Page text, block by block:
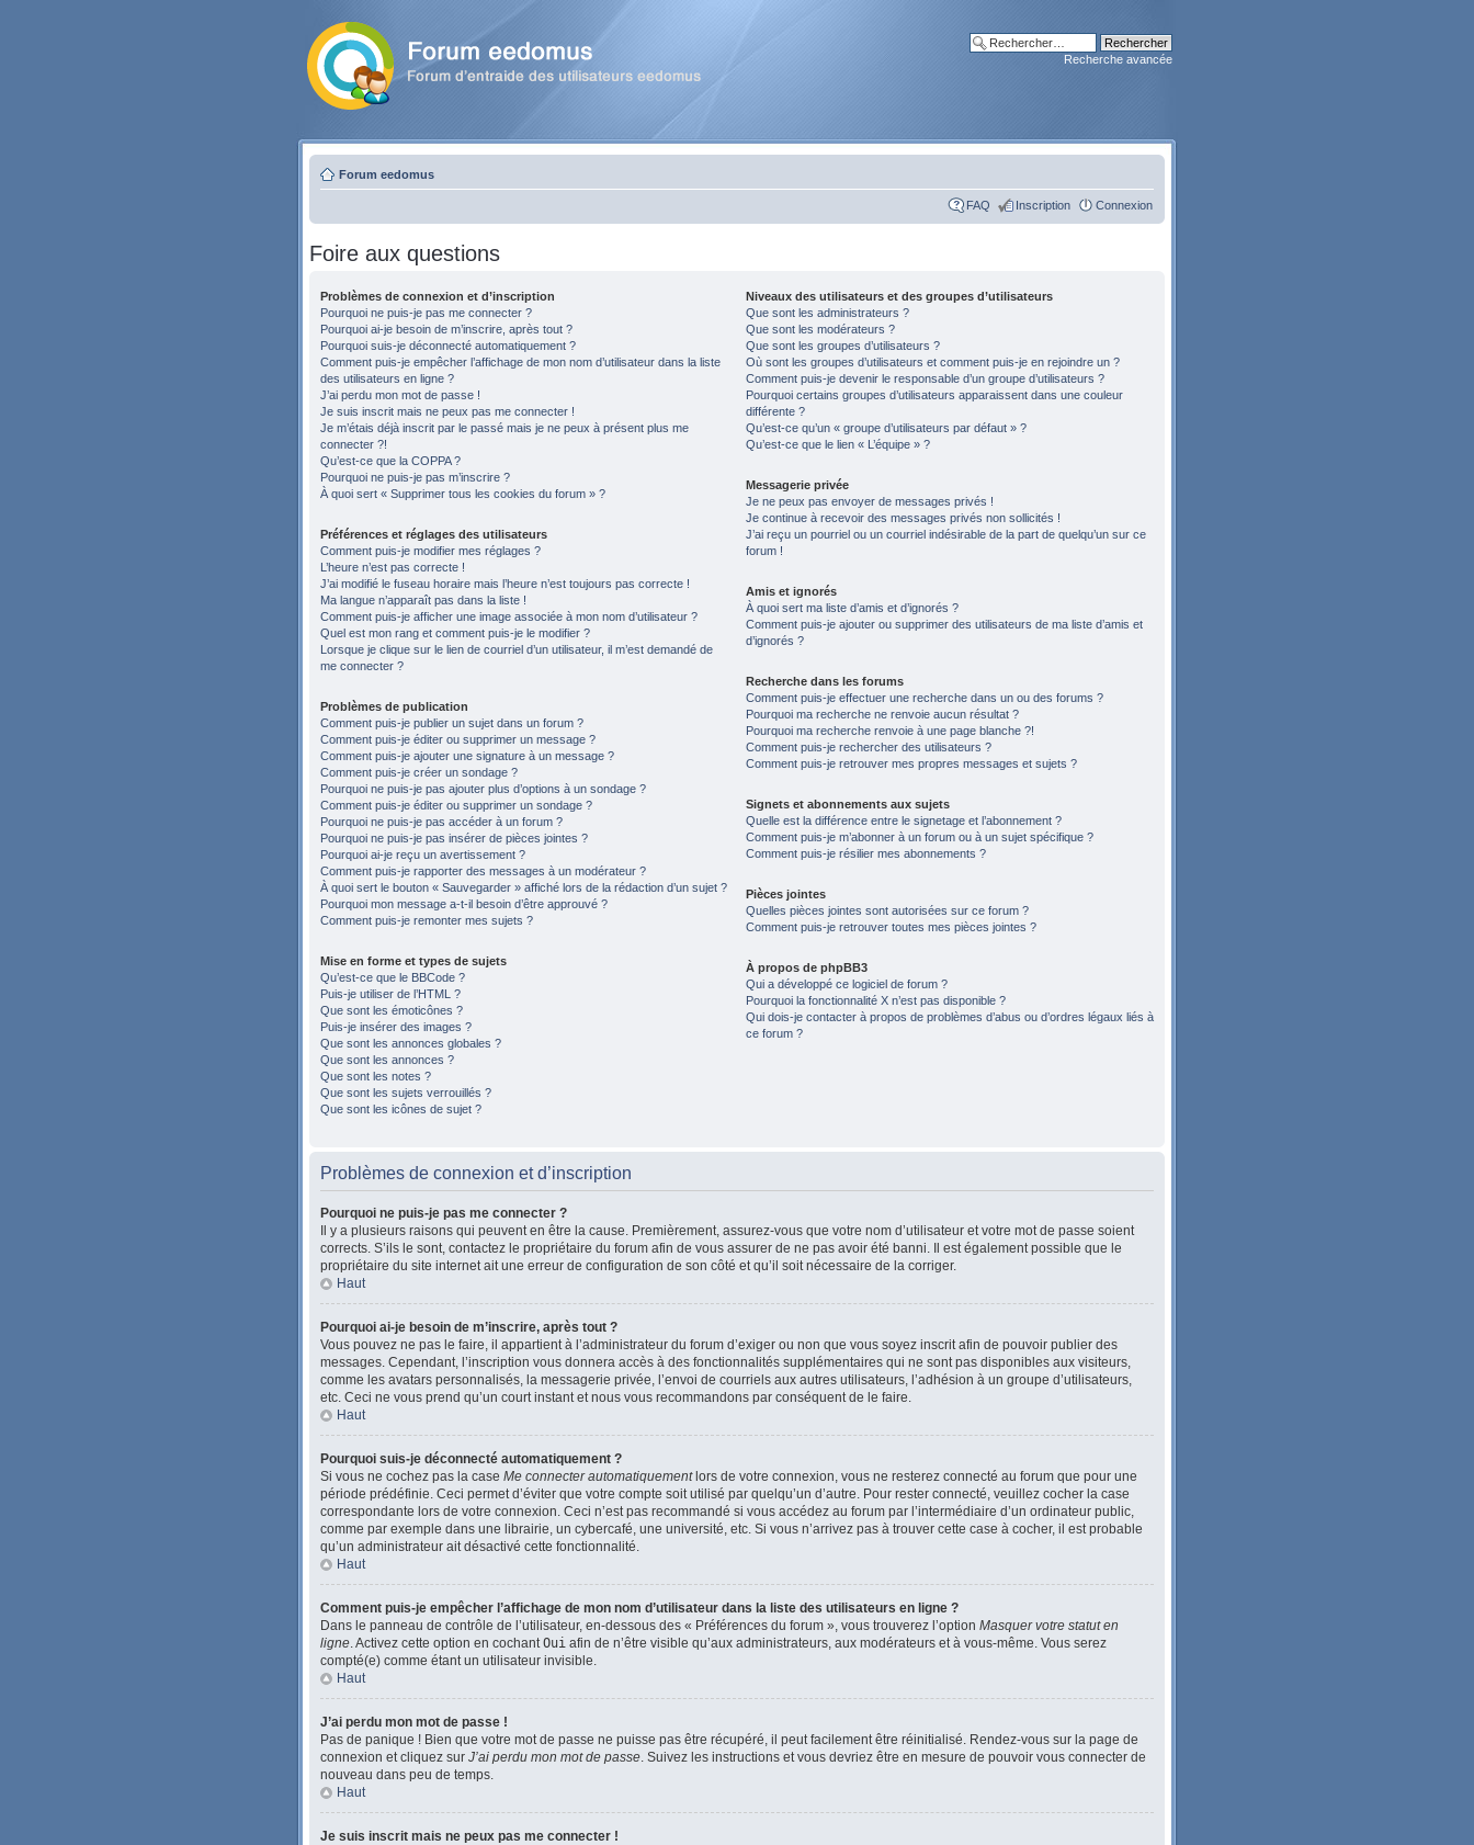
Recherche avancée
Forum eedomus
FAQ Inscription Connexion
Foire aux questions
Problèmes de connexion et d’inscription
Pourquoi ne puis-je pas me connecter ?
Pourquoi ai-je besoin de m’inscrire, après tout ?
Pourquoi suis-je déconnecté automatiquement ?
Comment puis-je empêcher l’affichage de mon nom d’utilisateur dans la liste
des utilisateurs en ligne ?
J’ai perdu mon mot de passe !
Je suis inscrit mais ne peux pas me connecter !
Je m’étais déjà inscrit par le passé mais je ne peux à présent plus me
connecter ?!
Qu’est-ce que la COPPA ?
Pourquoi ne puis-je pas m’inscrire ?
À quoi sert « Supprimer tous les cookies du forum » ?
Préférences et réglages des utilisateurs
Comment puis-je modifier mes réglages ?
L’heure n’est pas correcte !
J’ai modifié le fuseau horaire mais l’heure n’est toujours pas correcte !
Ma langue n’apparaît pas dans la liste !
Comment puis-je afficher une image associée à mon nom d’utilisateur ?
Quel est mon rang et comment puis-je le modifier ?
Lorsque je clique sur le lien de courriel d’un utilisateur, il m’est demandé de
me connecter ?
Problèmes de publication
Comment puis-je publier un sujet dans un forum ?
Comment puis-je éditer ou supprimer un message ?
Comment puis-je ajouter une signature à un message ?
Comment puis-je créer un sondage ?
Pourquoi ne puis-je pas ajouter plus d’options à un sondage ?
Comment puis-je éditer ou supprimer un sondage ?
Pourquoi ne puis-je pas accéder à un forum ?
Pourquoi ne puis-je pas insérer de pièces jointes ?
Pourquoi ai-je reçu un avertissement ?
Comment puis-je rapporter des messages à un modérateur ?
À quoi sert le bouton « Sauvegarder » affiché lors de la rédaction d’un sujet ?
Pourquoi mon message a-t-il besoin d’être approuvé ?
Comment puis-je remonter mes sujets ?
Mise en forme et types de sujets
Qu’est-ce que le BBCode ?
Puis-je utiliser de l’HTML ?
Que sont les émoticônes ?
Puis-je insérer des images ?
Que sont les annonces globales ?
Que sont les annonces ?
Que sont les notes ?
Que sont les sujets verrouillés ?
Que sont les icônes de sujet ?
Niveaux des utilisateurs et des groupes d’utilisateurs
Que sont les administrateurs ?
Que sont les modérateurs ?
Que sont les groupes d’utilisateurs ?
Où sont les groupes d’utilisateurs et comment puis-je en rejoindre un ?
Comment puis-je devenir le responsable d’un groupe d’utilisateurs ?
Pourquoi certains groupes d’utilisateurs apparaissent dans une couleur
différente ?
Qu’est-ce qu’un « groupe d’utilisateurs par défaut » ?
Qu’est-ce que le lien « L’équipe » ?
Messagerie privée
Je ne peux pas envoyer de messages privés !
Je continue à recevoir des messages privés non sollicités !
J’ai reçu un pourriel ou un courriel indésirable de la part de quelqu’un sur ce
forum !
Amis et ignorés
À quoi sert ma liste d’amis et d’ignorés ?
Comment puis-je ajouter ou supprimer des utilisateurs de ma liste d’amis et
d’ignorés ?
Recherche dans les forums
Comment puis-je effectuer une recherche dans un ou des forums ?
Pourquoi ma recherche ne renvoie aucun résultat ?
Pourquoi ma recherche renvoie à une page blanche ?!
Comment puis-je rechercher des utilisateurs ?
Comment puis-je retrouver mes propres messages et sujets ?
Signets et abonnements aux sujets
Quelle est la différence entre le signetage et l’abonnement ?
Comment puis-je m’abonner à un forum ou à un sujet spécifique ?
Comment puis-je résilier mes abonnements ?
Pièces jointes
Quelles pièces jointes sont autorisées sur ce forum ?
Comment puis-je retrouver toutes mes pièces jointes ?
À propos de phpBB3
Qui a développé ce logiciel de forum ?
Pourquoi la fonctionnalité X n’est pas disponible ?
Qui dois-je contacter à propos de problèmes d’abus ou d’ordres légaux liés à
ce forum ?
Problèmes de connexion et d’inscription
Pourquoi ne puis-je pas me connecter ?
Il y a plusieurs raisons qui peuvent en être la cause. Premièrement, assurez-vous que votre nom d’utilisateur et votre mot de passe soient
corrects. S’ils le sont, contactez le propriétaire du forum afin de vous assurer de ne pas avoir été banni. Il est également possible que le
propriétaire du site internet ait une erreur de configuration de son côté et qu’il soit nécessaire de la corriger.
Haut
Pourquoi ai-je besoin de m’inscrire, après tout ?
Vous pouvez ne pas le faire, il appartient à l’administrateur du forum d’exiger ou non que vous soyez inscrit afin de pouvoir publier des
messages. Cependant, l’inscription vous donnera accès à des fonctionnalités supplémentaires qui ne sont pas disponibles aux visiteurs,
comme les avatars personnalisés, la messagerie privée, l’envoi de courriels aux autres utilisateurs, l’adhésion à un groupe d’utilisateurs,
etc. Ceci ne vous prend qu’un court instant et nous vous recommandons par conséquent de le faire.
Haut
Pourquoi suis-je déconnecté automatiquement ?
Si vous ne cochez pas la case Me connecter automatiquementlors de votre connexion, vous ne resterez connecté au forum que pour une
période prédéfinie. Ceci permet d’éviter que votre compte soit utilisé par quelqu’un d’autre. Pour rester connecté, veuillez cocher la case
correspondante lors de votre connexion. Ceci n’est pas recommandé si vous accédez au forum par l’intermédiaire d’un ordinateur public,
comme par exemple dans une librairie, un cybercafé, une université, etc. Si vous n’arrivez pas à trouver cette case à cocher, il est probable
qu’un administrateur ait désactivé cette fonctionnalité.
Haut
Comment puis-je empêcher l’affichage de mon nom d’utilisateur dans la liste des utilisateurs en ligne ?
Dans le panneau de contrôle de l’utilisateur, en-dessous des « Préférences du forum », vous trouverez l’option Masquer votre statut en
ligne. Activez cette option en cochantOui afin de n’être visible qu’aux administrateurs, aux modérateurs et à vous-même. Vous serez
compté(e) comme étant un utilisateur invisible.
Haut
J’ai perdu mon mot de passe !
Pas de panique ! Bien que votre mot de passe ne puisse pas être récupéré, il peut facilement être réinitialisé. Rendez-vous sur la page de
connexion et cliquez sur J’ai perdu mon mot de passe. Suivez les instructions et vous devriez être en mesure de pouvoir vous connecter de
nouveau dans peu de temps.
Haut
Je suis inscrit mais ne peux pas me connecter !